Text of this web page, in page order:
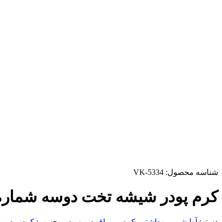
شناسه محصول: VK-5334
کرم پودر شیشه تخت دوسه شماره